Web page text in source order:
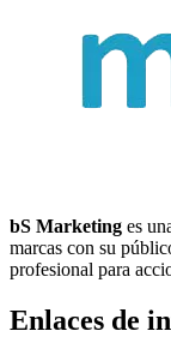
bS Marketing es
marcas con su
profesional para
Enlaces de